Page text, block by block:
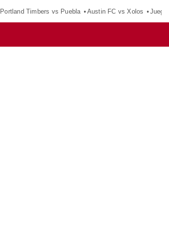
Portland Timbers vs Puebla Austin FC vs Xolos